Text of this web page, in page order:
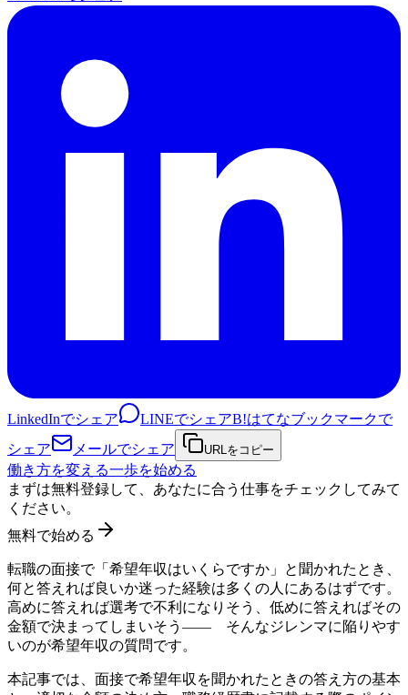
LinkedInでシェア LINEでシェアB!はてなブックマークで
シェア
メールでシェア URLをコピー
働き方を変える一歩を始める
まずは無料登録して、あなたに合う仕事をチェックしてみて
ください。
無料で始める
転職の面接で「希望年収はいくらですか」と聞かれたとき、
何と答えれば良いか迷った経験は多くの人にあるはずです。
高めに答えれば選考で不利になりそう、低めに答えればその
金額で決まってしまいそう—— そんなジレンマに陥りやす
いのが希望年収の質問です。
本記事では、面接で希望年収を聞かれたときの答え方の基本